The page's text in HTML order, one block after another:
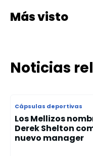
Más visto
Noticias
Cápsulas deportivas
Los Mellizos
Derek Shelton
nuevo manager